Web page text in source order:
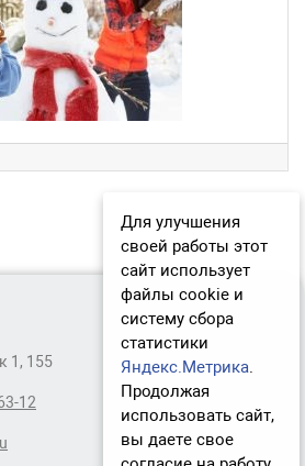
записям
1, 155
12
Для улучшения
своей работы этот
сайт использует
файлы cookie и
систему сбора
статистики
Яндекс.Метрика.
Продолжая
использовать сайт,
вы даете свое